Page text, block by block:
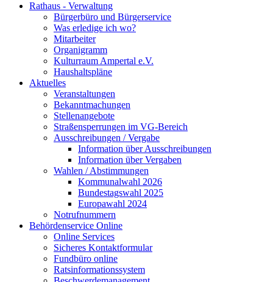
Rathaus - Verwaltung
Bürgerbüro und Bürgerservice
Was erledige ich wo?
Mitarbeiter
Organigramm
Kulturraum Ampertal e.V.
Haushaltspläne
Aktuelles
Veranstaltungen
Bekanntmachungen
Stellenangebote
Straßensperrungen im VG-Bereich
Ausschreibungen / Vergabe
Information über Ausschreibungen
Information über Vergaben
Wahlen / Abstimmungen
Kommunalwahl 2026
Bundestagswahl 2025
Europawahl 2024
Notrufnummern
Behördenservice Online
Online Services
Sicheres Kontaktformular
Fundbüro online
Ratsinformationssystem